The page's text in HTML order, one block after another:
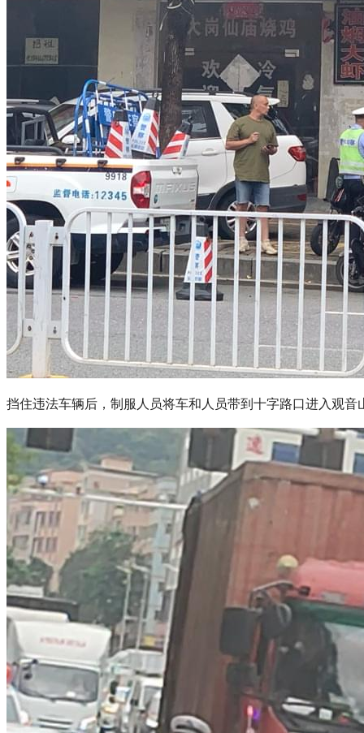
挡住违法车辆后，制服人员将车和人员带到十字路口进入观